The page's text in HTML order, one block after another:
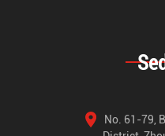
No. 61-79,